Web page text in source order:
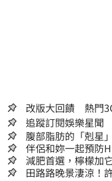
改版大回饋 熱門
追蹤訂閱娛樂星聞
腹部脂肪的「剋星
囊，瘦出小蠻腰
伴侶和妳一起預防
減肥首選，檸檬加
人生
田路路晚景淒涼！